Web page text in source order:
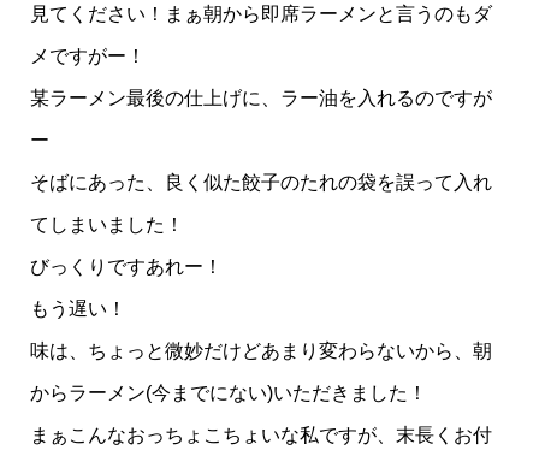
見てください！まぁ朝から即席ラーメンと言うのもダ
メですがー！
某ラーメン最後の仕上げに、ラー油を入れるのですが
ー
そばにあった、良く似た餃子のたれの袋を誤って入れ
てしまいました！
びっくりですあれー！
もう遅い！
味は、ちょっと微妙だけどあまり変わらないから、朝
からラーメン(今までにない)いただきました！
まぁこんなおっちょこちょいな私ですが、末長くお付